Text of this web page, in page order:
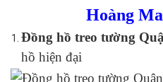
Hoàng
Đồng hồ treo tường
hồ hiện đại